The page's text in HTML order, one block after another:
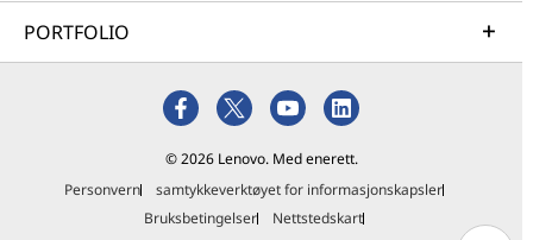
PORTFOLIO
© 2026 Lenovo. Med enerett.
Personvern
samtykkeverktøyet for informasjonskapsler
Bruksbetingelser
Nettstedskart